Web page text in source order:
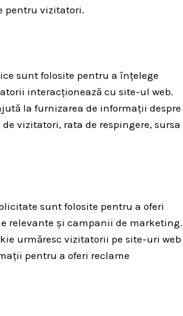
pentru vizitatori.
sunt folosite pentru a înțelege
interacționează cu site-ul web.
la furnizarea de informații despre
vizitatori, rata de respingere, sursa
sunt folosite pentru a oferi
relevante și campanii de marketing.
urmăresc vizitatorii pe site-uri web
pentru a oferi reclame